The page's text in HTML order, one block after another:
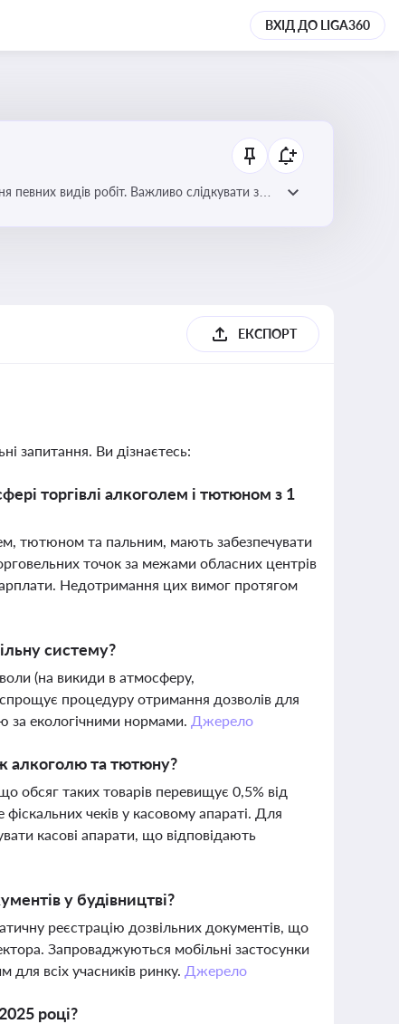
ВХІД ДО LIGA360
видів робіт. Важливо слідкувати за
ЕКСПОРТ
запитання. Ви дізнаєтесь:
торгівлі алкоголем і тютюном з 1
тютюном та пальним, мають забезпечувати
точок за межами обласних центрів
Недотримання цих вимог протягом
систему?
(на викиди в атмосферу,
процедуру отримання дозволів для
за екологічними нормами. Джерело
алкоголю та тютюну?
обсяг таких товарів перевищує 0,5% від
чеків у касовому апараті. Для
касові апарати, що відповідають
у будівництві?
реєстрацію дозвільних документів, що
Запроваджуються мобільні застосунки
всіх учасників ринку. Джерело
році?